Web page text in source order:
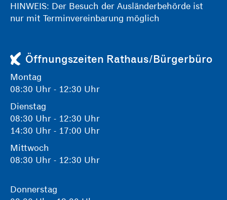
HINWEIS: Der Besuch der Ausländerbehörde ist
nur mit Terminvereinbarung möglich
Öffnungszeiten Rathaus/Bürgerbüro
Montag
08:30 Uhr - 12:30 Uhr
Dienstag
08:30 Uhr - 12:30 Uhr
14:30 Uhr - 17:00 Uhr
Mittwoch
08:30 Uhr - 12:30 Uhr
Donnerstag